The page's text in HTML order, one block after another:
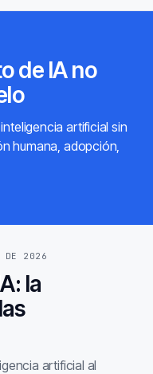
de IA no
artificial sin
humana, adopción,
DE 2026
la
artificial al